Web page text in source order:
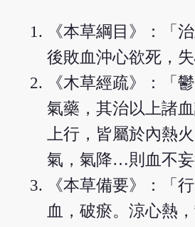
《本草綱目》：「
後敗血沖心欲死，失
《木草經疏》：「
氣藥，其治以上諸
上行，皆屬於內熱
氣，氣降…則血不妄
《本草備要》：「
血，破瘀。涼心熱